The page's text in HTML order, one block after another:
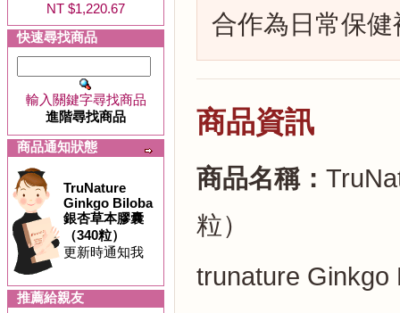
NT $1,220.67
快速尋找商品
輸入關鍵字尋找商品
進階尋找商品
商品通知狀態
TruNature
Ginkgo Biloba
銀杏草本膠囊
（340粒）
更新時通知我
推薦給親友
合作為日常保健
商品資訊
商品名稱：
粒）
trunature Ginkgo